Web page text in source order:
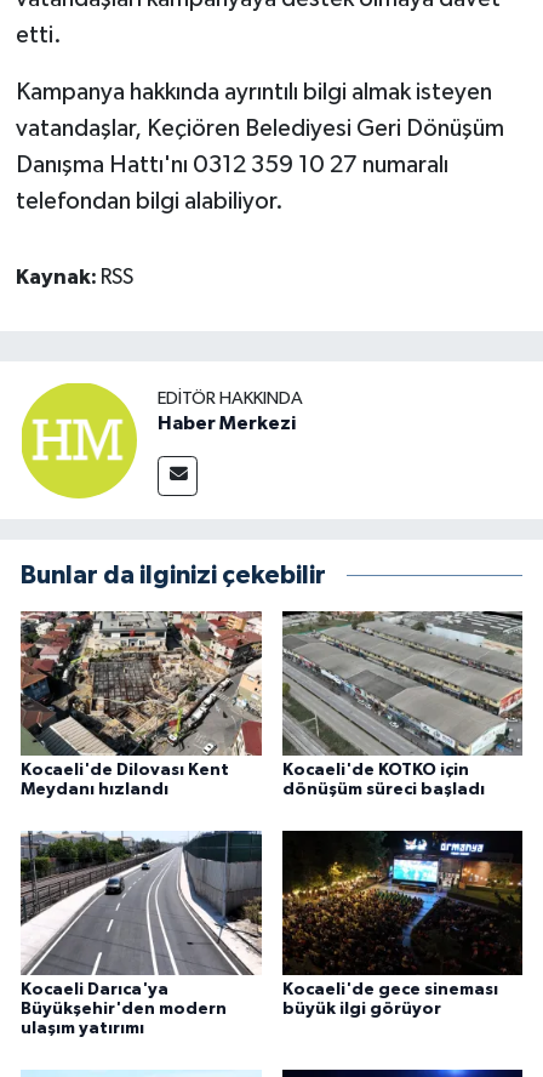
etti.
Kampanya hakkında ayrıntılı bilgi almak isteyen
vatandaşlar, Keçiören Belediyesi Geri Dönüşüm
Danışma Hattı'nı 0312 359 10 27 numaralı
telefondan bilgi alabiliyor.
Kaynak: RSS
EDITÖR HAKKINDA
Haber Merkezi
Bunlar da ilginizi çekebilir
Kocaeli'de Dilovası Kent
Meydanı hızlandı
Kocaeli'de KOTKO için
dönüşüm süreci başladı
Kocaeli Darıca'ya
Büyükşehir'den modern
ulaşım yatırımı
Kocaeli'de gece sineması
büyük ilgi görüyor